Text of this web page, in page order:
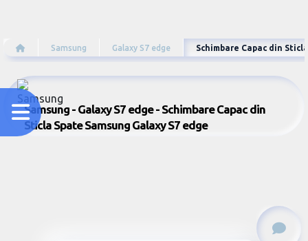
Samsung Galaxy S7 edge Schimbare Capac din
Samsung - Galaxy S7 edge - Schimbare Capac din
Sticla Spate Samsung Galaxy S7 edge